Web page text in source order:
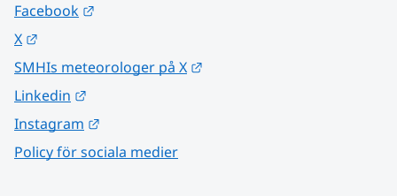
Facebook
X
SMHIs meteorologer på X
Linkedin
Instagram
Policy för sociala medier